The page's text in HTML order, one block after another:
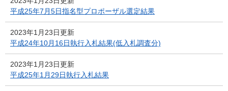
平成25年7月5日指名型プロポーザル選定結果
2023年1月23日更新
平成24年10月16日執行入札結果(低入札調査分)
2023年1月23日更新
平成25年1月29日執行入札結果